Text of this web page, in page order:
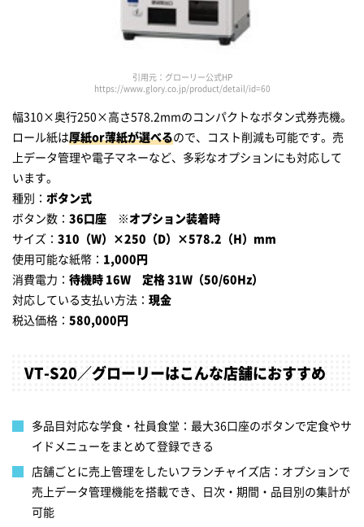
引用元：グローリー公式HP
https://www.glory.co.jp/product/detail/id=60
幅310×奥行250×高さ578.2mmのコンパクトなボタン式券売機。
ロール紙は厚紙or薄紙が選べるので、コスト削減も可能です。売
上データ管理や電子マネーなど、多彩なオプションにも対応して
います。
種別： ボタン式
ボタン数： 36口座 ※オプション装着時
サイズ： 310（W）×250（D）×578.2（H）mm
使用可能な紙幣： 1,000円
消費電力： 待機時 16W 定格 31W（50/60Hz）
対応している支払い方法： 現金
税込価格： 580,000円
VT-S20／グローリーはこんな店舗におすすめ
多品目対応な学食・社員食堂：最大36口座のボタンで定食やサ
イドメニューをまとめて登録できる
店舗ごとに売上管理をしたいフランチャイズ店：オプションで
売上データ管理機能を搭載でき、日次・期間・品目別の集計が
可能